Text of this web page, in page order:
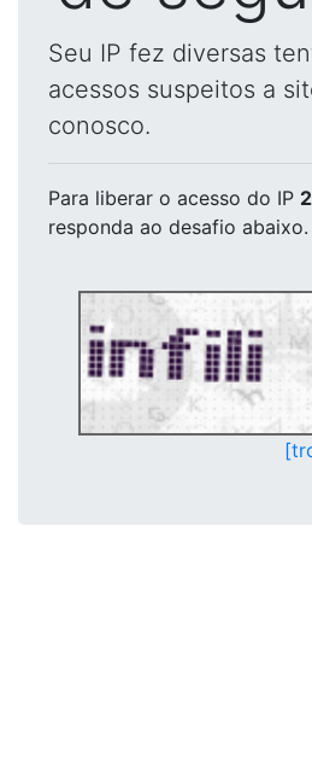
Seu IP fez diversas
acessos suspeitos a
conosco.
Para liberar o acesso do IP
responda ao desafio abaixo.